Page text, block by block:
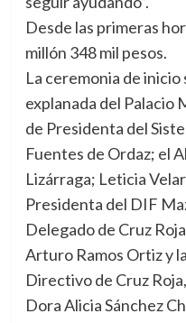
Desde las primeras
millón 348 mil pesos.
La ceremonia de inicio
explanada del Palacio
de Presidenta del
Fuentes de Ordaz; el
Lizárraga; Leticia
Presidenta del DIF
Delegado de Cruz
Arturo Ramos Ortiz y
Directivo de Cruz
Dora Alicia Sánchez